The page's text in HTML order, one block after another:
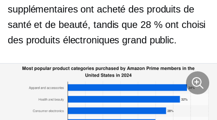
supplémentaires ont acheté des produits de
santé et de beauté, tandis que 28 % ont choisi
des produits électroniques grand public.